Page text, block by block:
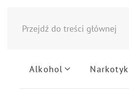
Przejdź do treści głównej
Alkohol